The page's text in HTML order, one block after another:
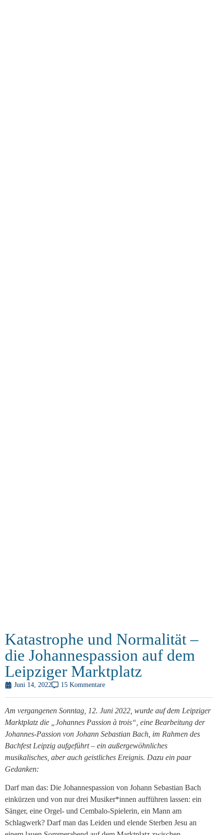
Katastrophe und Normalität –
die Johannespassion auf dem
Leipziger Marktplatz
Juni 14, 2022 15 Kommentare
Am vergangenen Sonntag, 12. Juni 2022, wurde auf dem Leipziger
Marktplatz die „Johannes Passion à trois“, eine Bearbeitung der
Johannes-Passion von Johann Sebastian Bach, im Rahmen des
Bachfest Leipzig aufgeführt – ein außergewöhnliches
musikalisches, aber auch geistliches Ereignis. Dazu ein paar
Gedanken:
Darf man das: Die Johannespassion von Johann Sebastian Bach
einkürzen und von nur drei Musiker*innen aufführen lassen: ein
Sänger, eine Orgel- und Cembalo-Spielerin, ein Mann am
Schlagwerk? Darf man das Leiden und elende Sterben Jesu an